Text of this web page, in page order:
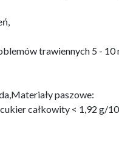
trawiennych 5 -
paszowe:
całkowity < 1,92 g/